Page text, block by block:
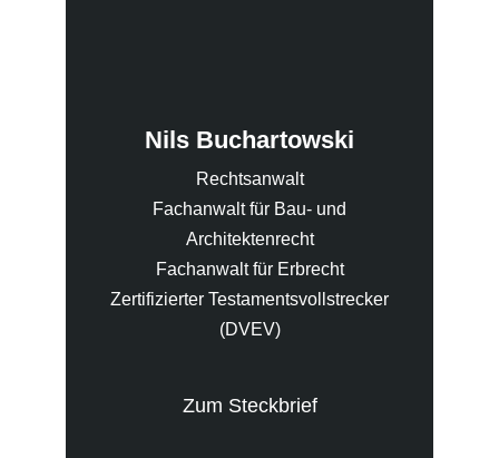
Nils Buchartowski
Rechtsanwalt
Fachanwalt für Bau- und
Architektenrecht
Fachanwalt für Erbrecht
Zertifizierter Testamentsvollstrecker
(DVEV)
Zum Steckbrief